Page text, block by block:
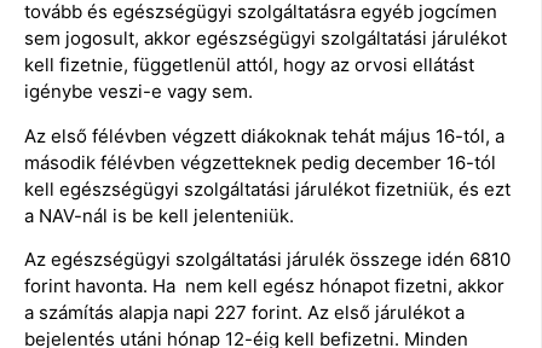
tovább és egészségügyi szolgáltatásra egyéb jogcímen
sem jogosult, akkor egészségügyi szolgáltatási járulékot
kell fizetnie, függetlenül attól, hogy az orvosi ellátást
igénybe veszi-e vagy sem.
Az első félévben végzett diákoknak tehát május 16-tól, a
második félévben végzetteknek pedig december 16-tól
kell egészségügyi szolgáltatási járulékot fizetniük, és ezt
a NAV-nál is be kell jelenteniük.
Az egészségügyi szolgáltatási járulék összege idén 6810
forint havonta. Ha nem kell egész hónapot fizetni, akkor
a számítás alapja napi 227 forint. Az első járulékot a
bejelentés utáni hónap 12-éig kell befizetni. Minden